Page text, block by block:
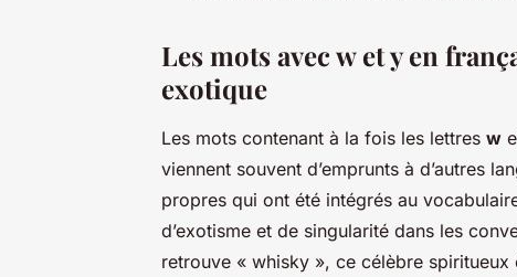
Les mots avec w et y en
exotique
Les mots contenant à la fois les lettres w
viennent souvent d’emprunts à d’autres
propres qui ont été intégrés au
d’exotisme et de singularité dans les
retrouve « whisky », ce célèbre